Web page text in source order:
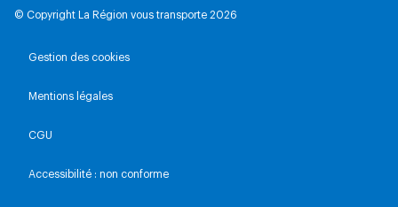
© Copyright La Région vous transporte 2026
Gestion des cookies
Mentions légales
CGU
Accessibilité : non conforme